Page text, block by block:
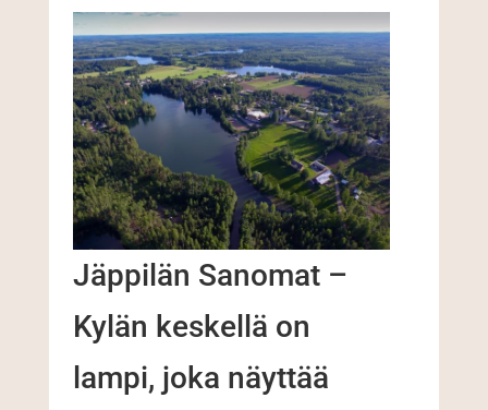
Jäppilän Sanomat –
Kylän keskellä on
lampi, joka näyttää